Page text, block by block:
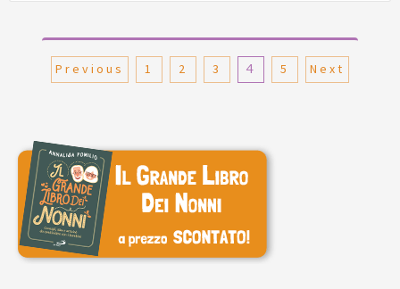
Paginazione
articoli
Previous 1 2 3 4 5 Next